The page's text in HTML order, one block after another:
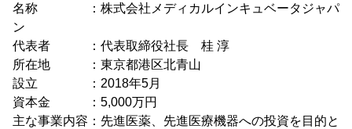
名称 ：株式会社メディカルインキュベータジャパ
ン
代表者 ：代表取締役社長 桂 淳
所在地 ：東京都港区北青山
設立 ：2018年5月
資本金 ：5,000万円
主な事業内容：先進医薬、先進医療機器への投資を目的と